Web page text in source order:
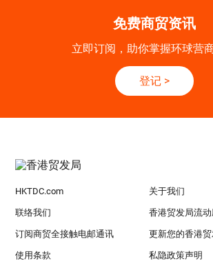
免费商贸资讯
立即订阅，助你掌握环球营
登记 >
HKTDC.com 关于我们
联络我们 香港贸发局流
订阅商贸全接触电邮通讯 更新您的香港
使用条款 私隐政策声明